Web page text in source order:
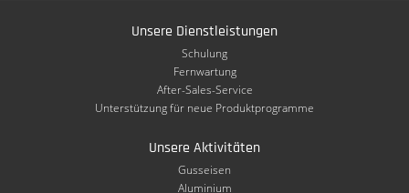
Unsere Dienstleistungen
Schulung
Fernwartung
After-Sales-Service
Unterstützung für neue Produktprogramme
Unsere Aktivitäten
Gusseisen
Aluminium